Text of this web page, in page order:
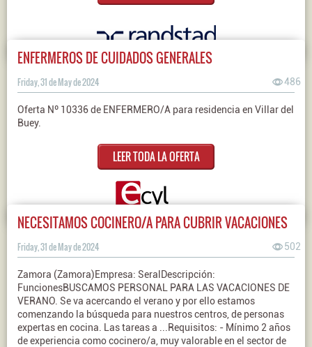
ENFERMEROS DE CUIDADOS GENERALES
Friday, 31 de May de 2024 486
Oferta Nº 10336 de ENFERMERO/A para residencia en Villar del
Buey.
LEER TODA LA OFERTA
NECESITAMOS COCINERO/A PARA CUBRIR VACACIONES
Friday, 31 de May de 2024 502
Zamora (Zamora)Empresa: SeralDescripción:
FuncionesBUSCAMOS PERSONAL PARA LAS VACACIONES DE
VERANO. Se va acercando el verano y por ello estamos
comenzando la búsqueda para nuestros centros, de personas
expertas en cocina. Las tareas a ...Requisitos: - Mínimo 2 años
de experiencia como cocinero/a, muy valorable en el sector de